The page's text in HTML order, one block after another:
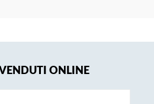
ONLINE